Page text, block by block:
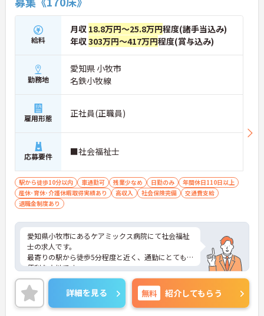
給料
月収 18.8万円～25.8万円程度(諸手当込み)
年収303万円～417万円程度(賞与込み)
勤務地
愛知県 小牧市
名鉄小牧線
雇用形態 正社員(正職員)
応募要件 ■社会福祉士
駅から徒歩10分以内 車通勤可 残業少なめ 日勤のみ
年間休日110日以上
産休･育休･介護休暇取得実績あり
高収入 社会保険完備
交通費支給
退職金制度あり
愛知県小牧市にあるケアミックス病院にて社会福祉
士の求人です。
最寄りの駅から徒歩5分程度と近く、通勤にとても
便利な立地です。
残業は月10時間程度と少なく、オンとオフをきちん
と切り替えて勤務していただけます。
ご興味のある方はお気軽にお問い合わせくださいま
せ。
詳細を見る 無料 紹介してもらう